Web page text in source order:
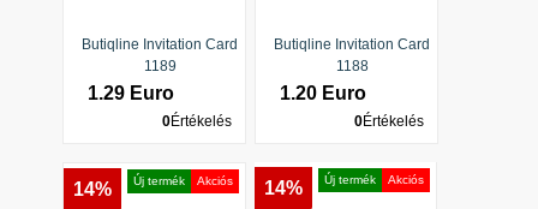
Butiqline Invitation Card
1189
1.29 Euro
0Értékelés
Butiqline Invitation Card
1188
1.20 Euro
0Értékelés
Akciós
Új termék
14% Akciós
Új termék
14%